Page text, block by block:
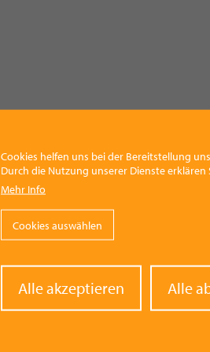
Cookies helfen uns bei der Bereitstellung
Durch die Nutzung unserer Dienste
Mehr Info
Cookies auswählen
Alle akzeptieren Alle